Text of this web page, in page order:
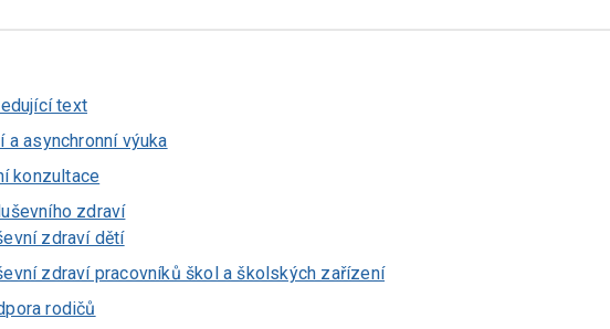
text
a asynchronní výuka
konzultace
zdraví
zdraví dětí
zdraví pracovníků škol a školských zařízení​
rodičů​